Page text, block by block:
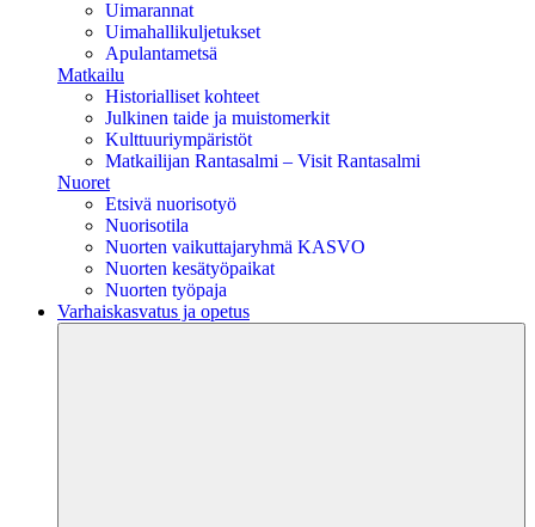
Uimarannat
Uimahallikuljetukset
Apulantametsä
Matkailu
Historialliset kohteet
Julkinen taide ja muistomerkit
Kulttuuriympäristöt
Matkailijan Rantasalmi – Visit Rantasalmi
Nuoret
Etsivä nuorisotyö
Nuorisotila
Nuorten vaikuttajaryhmä KASVO
Nuorten kesätyöpaikat
Nuorten työpaja
Varhaiskasvatus ja opetus